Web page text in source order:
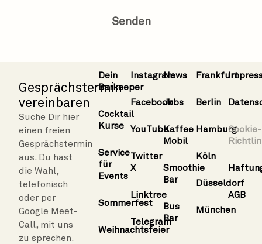
Senden
Gesprächstermin
vereinbaren
Suche Dir hier
einen freien
Gesprächstermin
aus. Du hast
die Wahl,
telefonisch
oder per
Google Meet-
Call, mit uns
zu sprechen.
Dein
Barkeeper
Cocktail
Kurse
Service
für
Events
Sommerfest
Weihnachtsfeier
Instagram
Facebook
YouTube
Twitter
X
Linktree
Telegram
News
Jobs
Kaffee
Mobil
Smoothie
Bar
Bus
Bar
Frankfurt
Berlin
Hamburg
Köln
Düsseldorf
München
Cookie-
AGB